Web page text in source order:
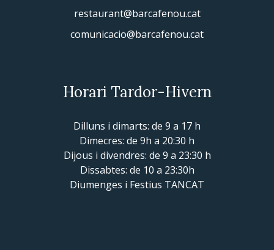
restaurant@barcafenou.cat
comunicacio@barcafenou.cat
Horari Tardor-Hivern
Dilluns i dimarts: de 9 a 17 h
Dimecres: de 9h a 20:30 h
Dijous i divendres: de 9 a 23:30 h
Dissabtes: de 10 a 23:30h
Diumenges i Festius TANCAT